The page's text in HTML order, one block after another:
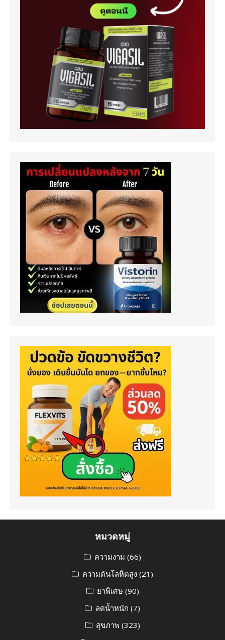
หมวดหมู่
ความงาม (66)
ความดันโลหิตสูง (21)
ยาพิเศษ(90)
ลดน้ำหนัก (7)
สุขภาพ (323)